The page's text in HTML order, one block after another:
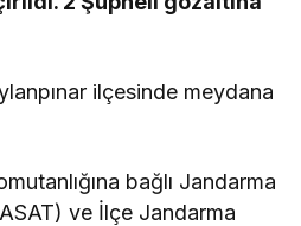
ilçesinde meydana
bağlı Jandarma
ve İlçe Jandarma